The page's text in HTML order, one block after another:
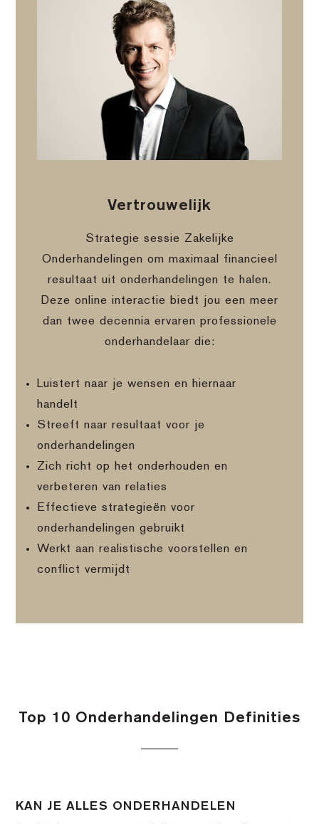
Vertrouwelijk
Strategie sessie Zakelijke
Onderhandelingen om maximaal financieel
resultaat uit onderhandelingen te halen.
Deze online interactie biedt jou een meer
dan twee decennia ervaren professionele
onderhandelaar die:
Luistert naar je wensen en hiernaar
handelt
Streeft naar resultaat voor je
onderhandelingen
Zich richt op het onderhouden en
verbeteren van relaties
Effectieve strategieën voor
onderhandelingen gebruikt
Werkt aan realistische voorstellen en
conflict vermijdt
Top 10 Onderhandelingen Definities
KAN JE ALLES ONDERHANDELEN